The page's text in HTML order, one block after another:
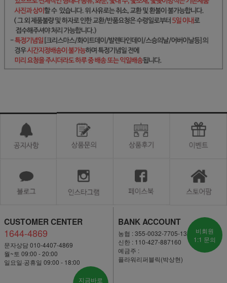
CUSTOMER CENTER
1644-4869
문자상담 010-4407-4869
월~토 09:00 - 20:00
일요일·공휴일 09:00 - 18:00
지금바로
BANK ACCOUNT
농협 : 355-0032-7705-13
신한 : 110-427-887160
예금주 :
플라워리퍼블릭(박상현)
비회원
1:1 문의